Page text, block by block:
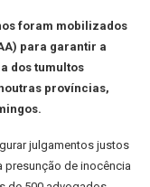
foram mobilizados
para garantir a
dos tumultos
províncias,
julgamentos justos
presunção de inocência